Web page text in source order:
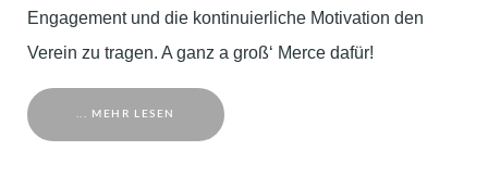
Engagement und die kontinuierliche Motivation den
Verein zu tragen. A ganz a groß‘ Merce dafür!
... MEHR LESEN